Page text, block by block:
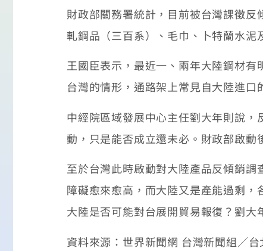
財政部關務署統計，目前被台灣課徵
軋鋼品（三百系）、毛巾、卜特蘭水泥
王國臣表示，最近一、兩年大陸鋼材
台灣的情形，通路架上常見自大陸進口
中經院區域發展中心主任劉大年則說
動，只是能否成立還未必。財政部啟動
至於台灣此時啟動對大陸產品反傾銷
障礙愈來愈高，而大陸又是產能過剩
大陸是否可能對台展開貿易報復？劉大
資料來源：世界新聞網 台灣新聞組／